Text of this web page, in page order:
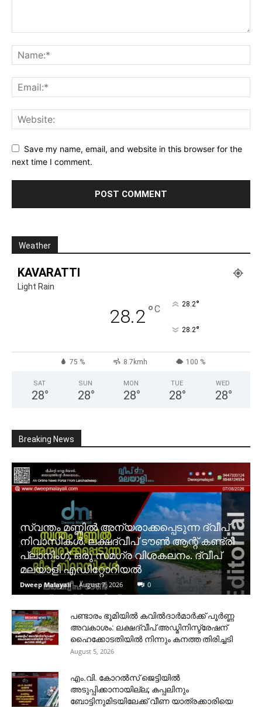
Save my name, email, and website in this browser for the
next time I comment.
Weather
KAVARATTI
Light Rain
28.2°C 28.2°
28.2°
75 % 8.7kmh 100 %
SAT
28°
SUN
28°
MON
28°
TUE
28°
WED
28°
Breaking News
സ്വന്തം മണ്ണിൽ അന്യരാക്കപ്പെടുന്ന ദ്വീപ്
നിവാസികൾ. ലക്ഷദ്വീപ് ടൗൺ ആന്റ് കണ്ട്രി
പ്ലാനിംഗ്; ഒരു സമഗ്ര വിശകലനം. ദ്വീപ്
മലയാളി എഡിറ്റോറിയൽ
Dweep Malayali - August 7, 2026 0
പണ്ടാരം ഭൂമിയിൽ കവിൽദാർമാർക്ക് പൂർണ്ണ
അവകാശം: ലക്ഷദ്വീപ് അഡ്മിനിസ്ട്രേഷന്
ഹൈക്കോടതിയിൽ നിന്നും കനത്ത തിരിച്ചടി
August 5, 2026
​എം.വി. കോറൽസ് ജെട്ടിയിൽ
അടുപ്പിക്കാനായില്ല; കപ്പലിനും
ബോട്ടിനുമിടയിലേക്ക് വീണ യാത്രക്കാരിയെ